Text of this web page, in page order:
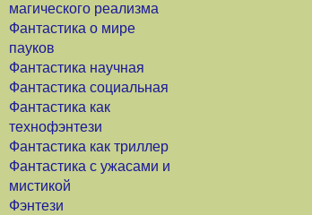
магического реализма
Фантастика о мире
пауков
Фантастика научная
Фантастика социальная
Фантастика как
технофэнтези
Фантастика как триллер
Фантастика с ужасами и
мистикой
Фэнтези